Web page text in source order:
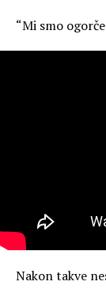
“Mi smo
Nakon takve